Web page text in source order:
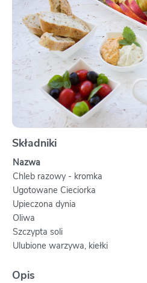
Składniki
Nazwa
Chleb razowy - kromka
Ugotowane Cieciorka
Upieczona dynia
Oliwa
Szczypta soli
Ulubione warzywa, kiełki
Opis